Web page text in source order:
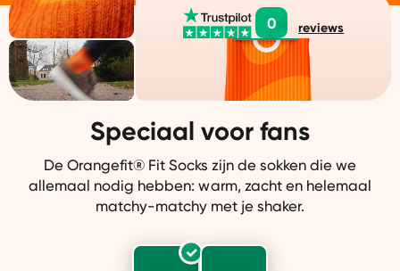
0 reviews
Speciaal voor fans
De Orangefit® Fit Socks zijn de sokken die we
allemaal nodig hebben: warm, zacht en helemaal
matchy-matchy met je shaker.